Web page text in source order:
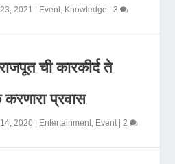
2021 Event, Knowledge |3
ची कारकीर्द ते
प्रवास
2020 Entertainment, Event|2